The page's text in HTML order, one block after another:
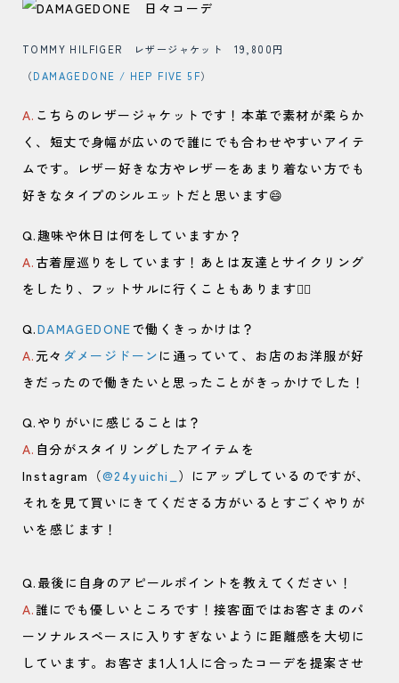
TOMMY HILFIGER レザージャケット 19,800円
（DAMAGEDONE / HEP FIVE 5F）
A. こちらのレザージャケットです！本革で素材が柔らか
く、短丈で身幅が広いので誰にでも合わせやすいアイテ
ムです。レザー好きな方やレザーをあまり着ない方でも
好きなタイプのシルエットだと思います😄
Q.趣味や休日は何をしていますか？
A. 古着屋巡りをしています！あとは友達とサイクリング
をしたり、フットサルに行くこともあります🚵‍♀️
Q.DAMAGEDONE で働くきっかけは？
A. 元々 ダメージドーン に通っていて、お店のお洋服が好
きだったので働きたいと思ったことがきっかけでした！
Q.やりがいに感じることは？
A. 自分がスタイリングしたアイテムを
Instagram（@24yuichi_ ）にアップしているのですが、
それを見て買いにきてくださる方がいるとすごくやりが
いを感じます！
Q.最後に自身のアピールポイントを教えてください！
A.誰にでも優しいところです！接客面ではお客さまのパ
ーソナルスペースに入りすぎないように距離感を大切に
しています。お客さま1人1人に合ったコーデを提案させ